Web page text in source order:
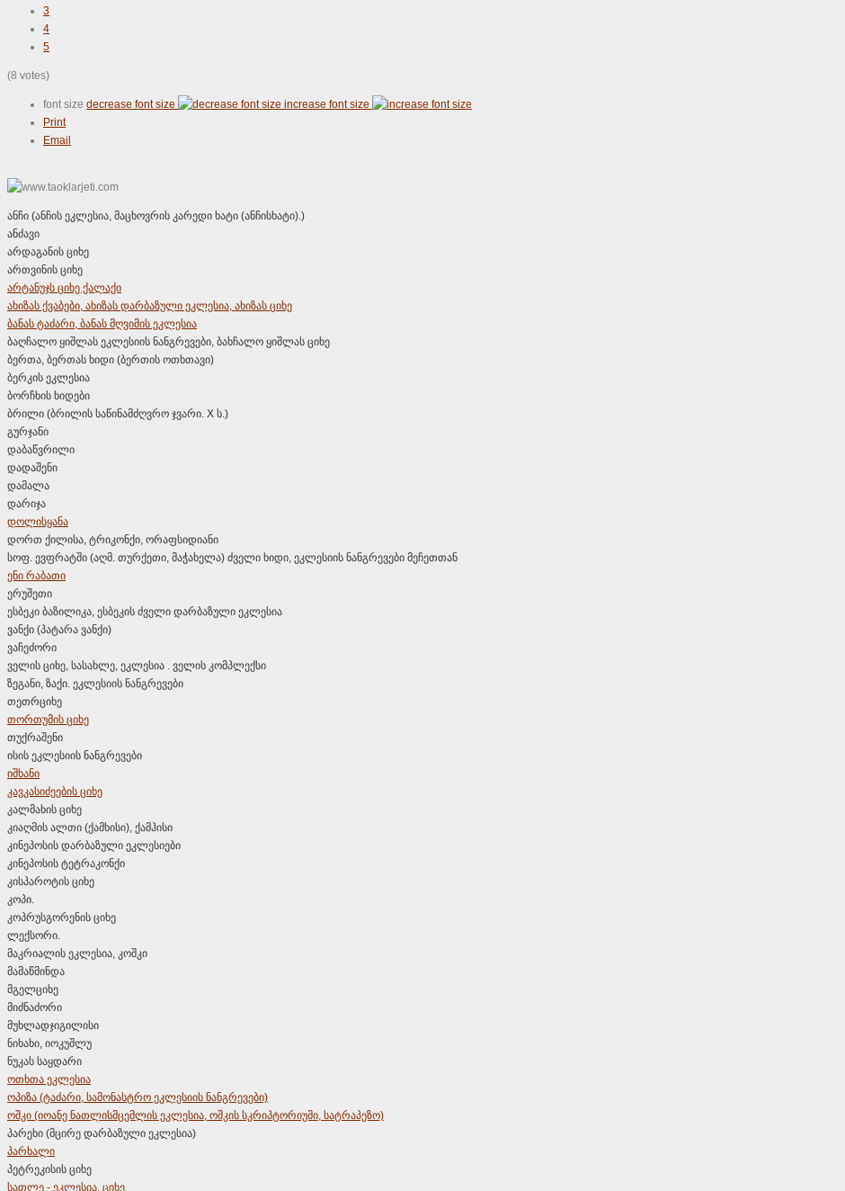
3
4
5
(8 votes)
font size decrease font size
increase font size
Print
Email
ანჩი (ანჩის ეკლესია, მაცხოვრის კარედი ხატი (ანჩისხატი).)
ანძავი
არდაგანის ციხე
ართვინის ციხე
არტანუჯს ციხე ქალაქი
ახიზას ქვაბები, ახიზას დარბაზული ეკლესია, ახიზას ციხე
ბანას ტაძარი, ბანას მღვიმის ეკლესია
ბაღჩალო ყიშლას ეკლესიის ნანგრევები, ბახჩალო ყიშლას ციხე
ბერთა, ბერთას ხიდი (ბერთის ოთხთავი)
ბერკის ეკლესია
ბორჩხის ხიდები
ბრილი (ბრილის საწინამძღვრო ჯვარი. X ს.)
გურჯანი
დაბაწვრილი
დადაშენი
დამალა
დარიჯა
დოლისყანა
დორთ ქილისა, ტრიკონქი, ორაფსიდიანი
სოფ. ევფრატში (აღმ. თურქეთი, მაჭახელა) ძველი ხიდი, ეკლესიის ნანგრევები მეჩეთთან
ენი რაბათი
ერუშეთი
ესბეკი ბაზილიკა, ესბეკის ძველი დარბაზული ეკლესია
ვანქი (პატარა ვანქი)
ვაჩეძორი
ველის ციხე, სასახლე, ეკლესია . ველის კომპლექსი
ზეგანი, ზაქი. ეკლესიის ნანგრევები
თეთრციხე
თორთუმის ციხე
თუქრაშენი
ისის ეკლესიის ნანგრევები
იშხანი
კავკასიძეების ციხე
კალმახის ციხე
კიაღმის ალთი (ქამხისი), ქამჰისი
კინეპოსის დარბაზული ეკლესიები
კინეპოსის ტეტრაკონქი
კისპაროტის ციხე
კოპი.
კოპრუსგორენის ციხე
ლექსორი.
მაკრიალის ეკლესია, კოშკი
მამაწმინდა
მგელციხე
მიძნაძორი
მუხლადჯიგილისი
ნიხახი, იოკუშლუ
ნუკას საყდარი
ოთხთა ეკლესია
ოპიზა (ტაძარი, სამონასტრო ეკლესიის ნანგრევები)
ოშკი (იოანე ნათლისმცემლის ეკლესია, ოშკის სკრიპტორიუმი, სატრაპეზო)
პარეხი (მცირე დარბაზული ეკლესია)
პარხალი
პეტრეკისის ციხე
სათლე - ეკლესია, ციხე